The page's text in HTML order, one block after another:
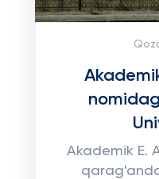
Akademik E.